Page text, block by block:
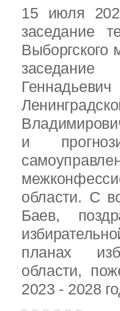
15 июля
заседание
Выборгского
и
области. С
Баев,
планах
области,
2023 - 2028